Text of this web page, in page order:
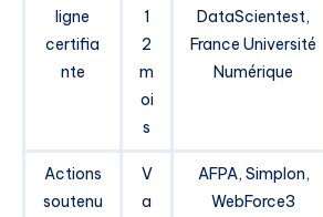
ligne
certifia
nte
1
2
m
oi
s
DataScientest,
France Université
Numérique
Actions
soutenu
V
a
AFPA, Simplon,
WebForce3